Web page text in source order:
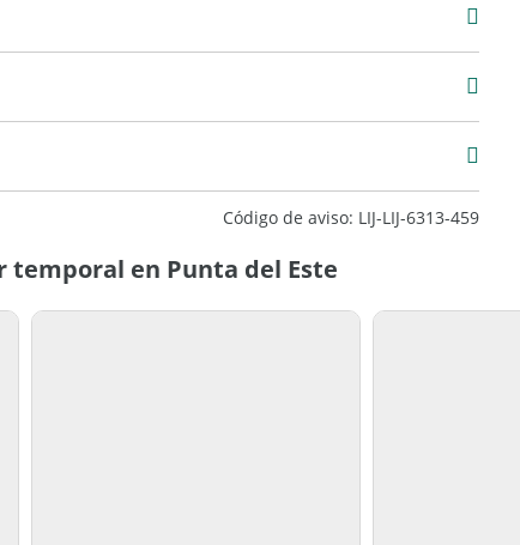
Código de aviso: LIJ-LIJ-6313-459
temporal en Punta del Este